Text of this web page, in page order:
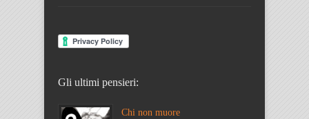
Gli ultimi pensieri:
Chi non muore